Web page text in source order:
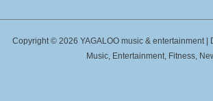
Copyright © 2026 YAGALOO music & entertainment |
Music, Entertainment, Fitness,